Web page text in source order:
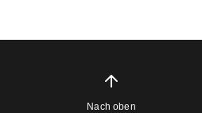
Nach oben